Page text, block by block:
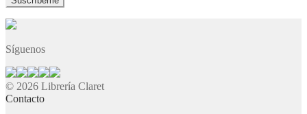
Síguenos
© 2026 Librería Claret
Contacto